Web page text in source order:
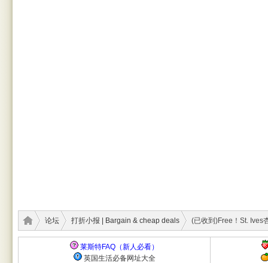
论坛 打折小报 | Bargain & cheap deals (已收到)Free！St. Ives
莱斯特FAQ（新人必看）
英国生活必备网址大全